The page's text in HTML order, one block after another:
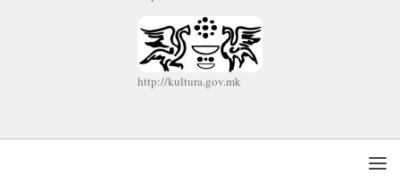
http://kultura.gov.mk